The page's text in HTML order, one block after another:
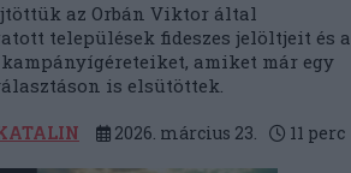
az Orbán Viktor által
települések fideszes jelöltjeit és a
amiket már egy
is elsütöttek.
2026. március 23. 11 perc